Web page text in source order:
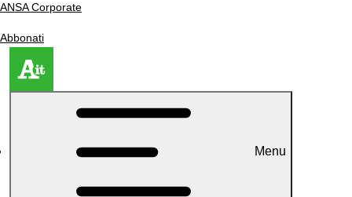
ANSA Corporate
Abbonati
Menu